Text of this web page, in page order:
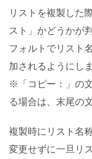
リストを複製した
スト」かどうかが
フォルトでリスト
加されるようにしま
※「コピー：」の
る場合は、末尾の
複製時にリスト名
変更せずに一旦リ